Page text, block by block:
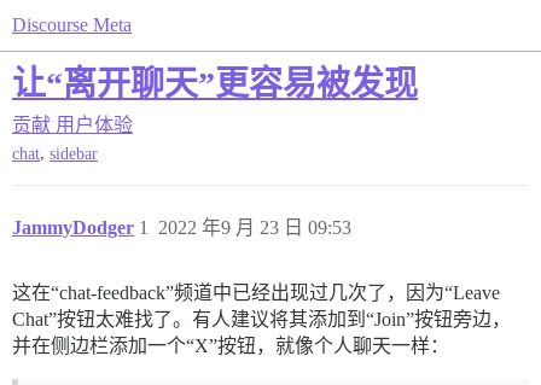
Discourse Meta
让“离开聊天”更容易被发现
贡献 用户体验
chat, sidebar
JammyDodger 2022 年9 月 23 日 09:53
1
这在“chat-feedback”频道中已经出现过几次了，因为“Leave
Chat”按钮太难找了。有人建议将其添加到“Join”按钮旁边，
并在侧边栏添加一个“X”按钮，就像个人聊天一样：